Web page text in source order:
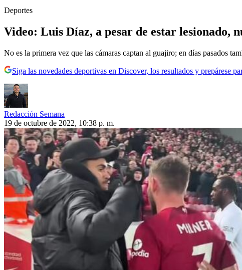
Deportes
Video: Luis Díaz, a pesar de estar lesionado,
No es la primera vez que las cámaras captan al guajiro; en días pasados
Siga las novedades deportivas en Discover, los resultados y prepárese
Redacción Semana
19 de octubre de 2022, 10:38 p. m.